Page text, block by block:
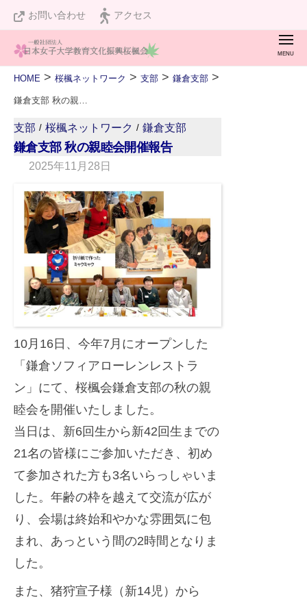
ン
お問い合わせ アクセス
桜
会
は
設
１
２
周
迎
え
ま
メ
ニ
HOME > 桜楓ネットワーク > 支部 > 鎌倉支部 >
支部 / 桜楓ネットワーク / 鎌倉支部
鎌倉支部 秋の親睦会開催報告
2025年11月28日
w
e
b
m
a
s
t
e
r
10月16日、今年7月にオープンした
「鎌倉ソフィアローレンレストラ
ン」にて、桜楓会鎌倉支部の秋の親
睦会を開催いたしました。
当日は、新6回生から新42回生までの
21名の皆様にご参加いただき、初め
て参加された方も3名いらっしゃいま
した。年齢の枠を越えて交流が広が
り、会場は終始和やかな雰囲気に包
まれ、あっという間の2時間となりま
した。
また、猪狩宣子様（新14児）から
楓